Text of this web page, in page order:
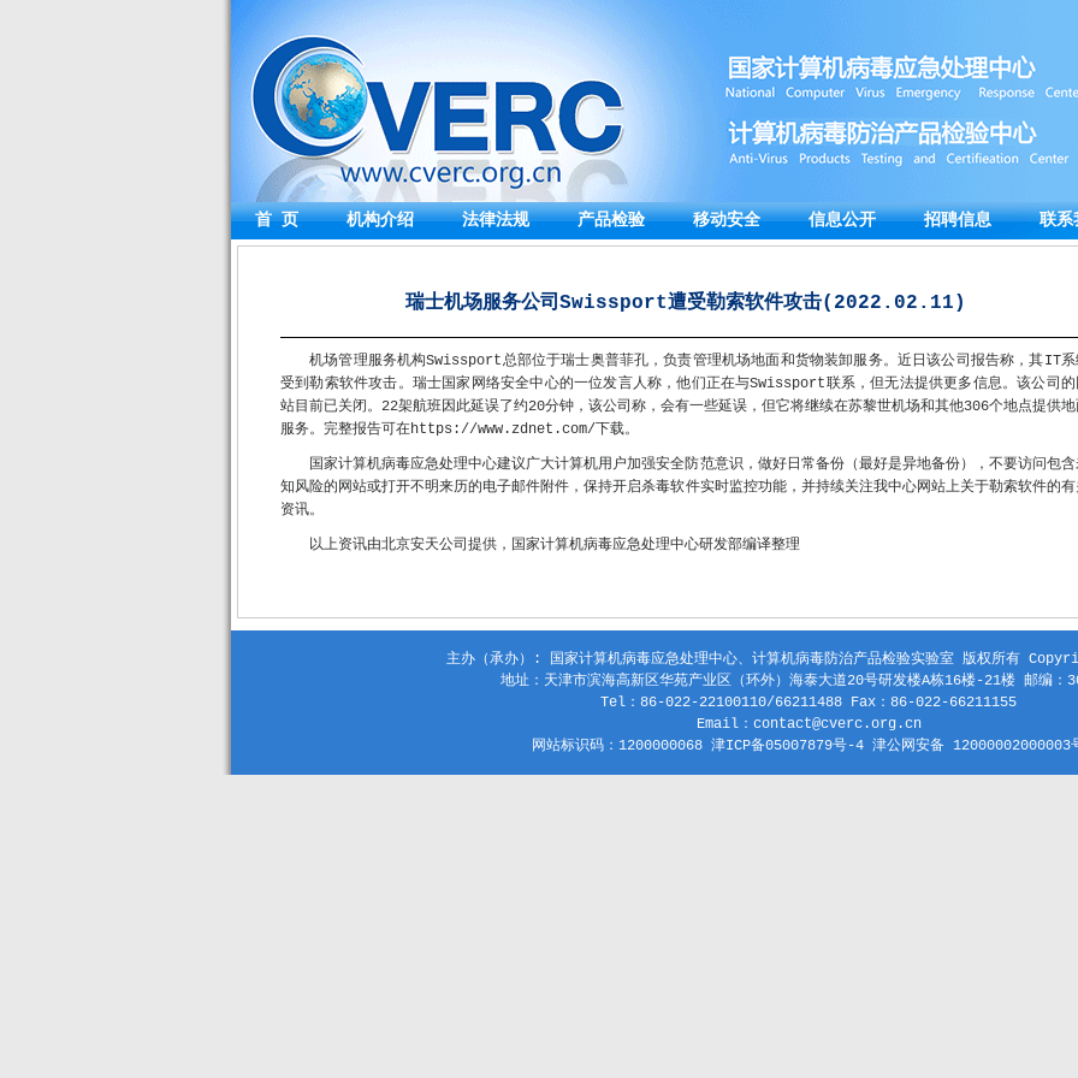
首 页 机构介绍 法律法规 产品检验 移动安全 信息公开 招聘信息 联系
瑞士机场服务公司Swissport遭受勒索软件攻击(2022.02.11)
机场管理服务机构Swissport总部位于瑞士奥普菲孔，负责管理机场地面和货物装卸服务。近日该公司报告称，其IT系
受到勒索软件攻击。瑞士国家网络安全中心的一位发言人称，他们正在与Swissport联系，但无法提供更多信息。该公司的
站目前已关闭。22架航班因此延误了约20分钟，该公司称，会有一些延误，但它将继续在苏黎世机场和其他306个地点提供地
服务。完整报告可在https://www.zdnet.com/下载。
国家计算机病毒应急处理中心建议广大计算机用户加强安全防范意识，做好日常备份（最好是异地备份），不要访问包
知风险的网站或打开不明来历的电子邮件附件，保持开启杀毒软件实时监控功能，并持续关注我中心网站上关于勒索软件的
资讯。
以上资讯由北京安天公司提供，国家计算机病毒应急处理中心研发部编译整理
主办（承办）: 国家计算机病毒应急处理中心、计算机病毒防治产品检验实验室 版权所有
地址：天津市滨海高新区华苑产业区（环外）海泰大道20号研发楼A栋16楼-21楼 邮编：
Tel：86-022-22100110/66211488 Fax：86-022-66211155
Email：contact@cverc.org.cn
网站标识码：1200000068 津ICP备05007879号-4 津公网安备 12000002000003